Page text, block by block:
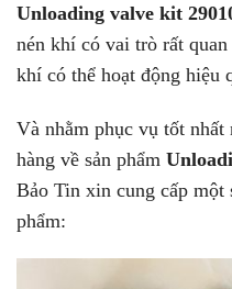
Unloading valve kit
nén khí có vai trò rất
khí có thể hoạt động hiệu
Và nhằm phục vụ tốt
hàng về sản phẩm
Bảo Tin xin cung cấp một
phẩm: